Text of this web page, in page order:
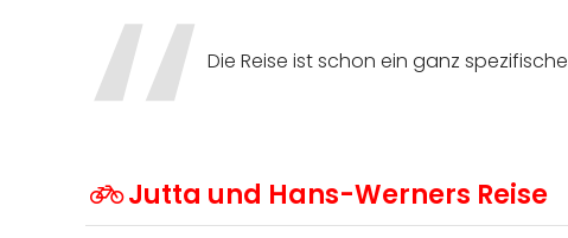
Die Reise ist schon ein ganz
Jutta und Hans-Werners Reise